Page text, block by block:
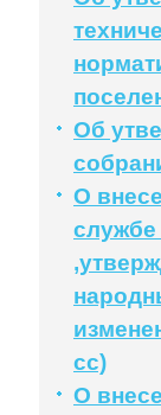
Об
О
сс)
О